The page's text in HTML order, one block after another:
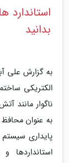
بدانید
به گزارش علی
الکتریکی
ناگوار مانند
به عنوان
پایداری